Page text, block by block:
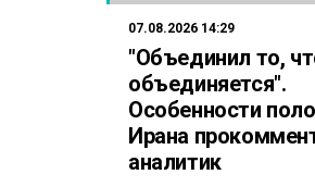
07.08.2026 14:29
"Объединил то,
объединяется".
Особенности
Ирана
аналитик